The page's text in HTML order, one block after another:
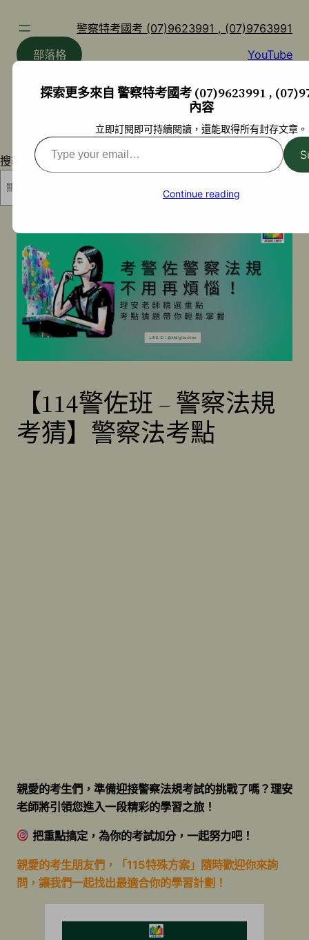
警察特考國考 (07)9623991 , (07)9763991
部落格
YouTube
搜尋
【114警佐班 – 警察法規
考猜】警察法考點
親愛的考生們，準備迎接警察法規考試的挑戰了嗎？理安
老師將引領您進入一段精彩的學習之旅！
把重點搞定，為你的考試加分，一起努力吧！
親愛的考生朋友們，「115特殊方案」隨時歡迎你來詢
問，讓我們一起找出最適合你的學習計劃！
探索更多來自 警察特考國考 (07)9623991 ,
內容
立即訂閱即可持續閱讀，還能取得所有封存文章。
Type
your
Continue reading